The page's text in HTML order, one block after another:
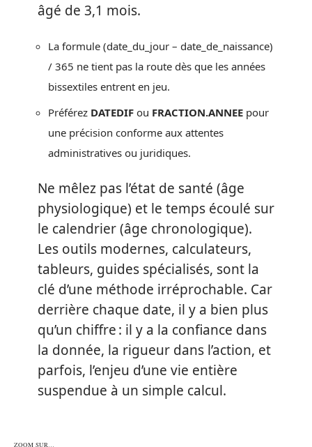
âgé de 3,1 mois.
La formule (date_du_jour – date_de_naissance)
/ 365 ne tient pas la route dès que les années
bissextiles entrent en jeu.
Préférez DATEDIF ou FRACTION.ANNEE pour
une précision conforme aux attentes
administratives ou juridiques.
Ne mêlez pas l’état de santé (âge
physiologique) et le temps écoulé sur
le calendrier (âge chronologique).
Les outils modernes, calculateurs,
tableurs, guides spécialisés, sont la
clé d’une méthode irréprochable. Car
derrière chaque date, il y a bien plus
qu’un chiffre : il y a la confiance dans
la donnée, la rigueur dans l’action, et
parfois, l’enjeu d’une vie entière
suspendue à un simple calcul.
ZOOM SUR…